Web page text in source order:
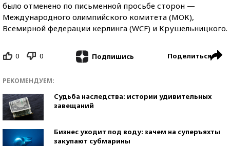
было отменено по письменной просьбе сторон —
Международного олимпийского комитета (МОК),
Всемирной федерации керлинга (WCF) и Крушельницкого.
0 0 Подпишись Поделиться
РЕКОМЕНДУЕМ:
Судьба наследства: истории удивительных
завещаний
Бизнес уходит под воду: зачем на суперъяхты
закупают субмарины